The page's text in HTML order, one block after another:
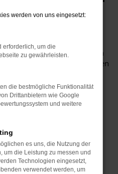
neuen Autos? Dann bringen
Sie werden staunen, wie
Autobauers sind und dürfen
Seat steht gleichermaßen
Designs wie für eine
der Motorhaube arbeiten
umweltfreundlich und
Kurzum: Seat stellt
haben sind die Seat bei uns
als auch als
Die Vielfalt an
der Fülle an Modellen in
unserer kompetenten
Überblick.
werden von uns eingesetzt:
erforderlich, um die
zu gewährleisten.
die bestmögliche Funktionalität
Drittanbietern wie Google
und weitere
es uns, die Nutzung der
um die Leistung zu messen und
Technologien eingesetzt,
verwendet werden, um